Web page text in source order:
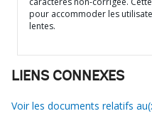
pour accommoder les
lentes.
LIENS CONNEXES
Voir les documents relatifs